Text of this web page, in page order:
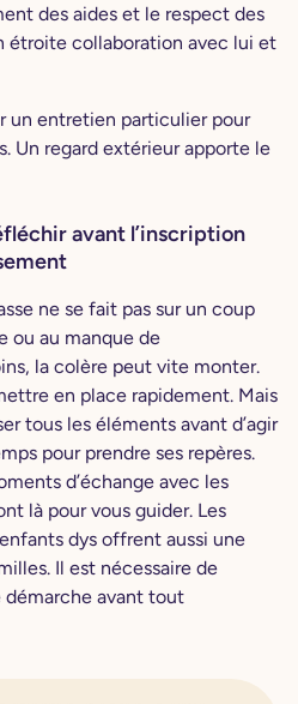
des aides et le respect des
étroite collaboration avec lui et
un entretien particulier pour
Un regard extérieur apporte le
avant l’inscription
ne se fait pas sur un coup
ou au manque de
la colère peut vite monter.
en place rapidement. Mais
tous les éléments avant d’agir
pour prendre ses repères.
d’échange avec les
là pour vous guider. Les
dys offrent aussi une
Il est nécessaire de
démarche avant tout